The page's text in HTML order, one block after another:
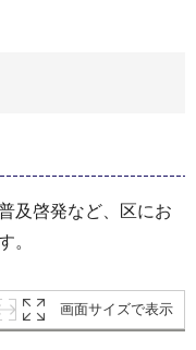
及啓発など、区にお
。
画面サイズで表示